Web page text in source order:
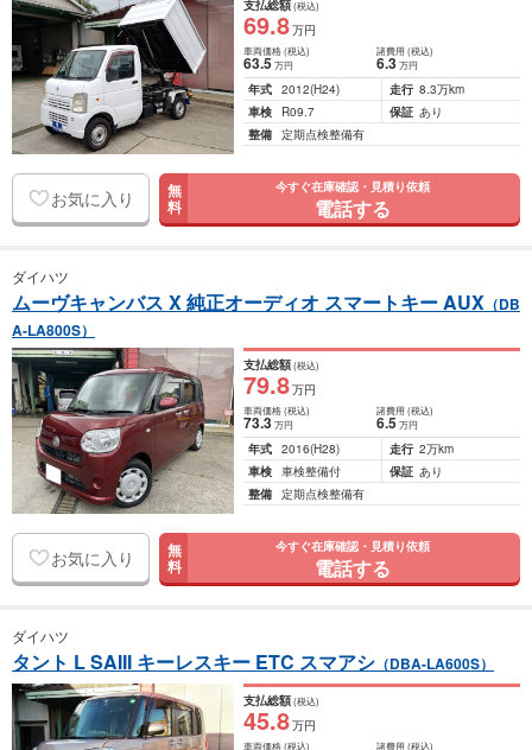
支払総額(税込)
69.8万円
車両価格(税込)
63.5万円
諸費用 (税込)
6.3 万円
年式 2012(H24) 走行 8.3万km
車検
R09.7 保証 あり
整備 定期点検整備有
お気に入り 無
料
今すぐ在庫確認・見積り依頼
電話する
ダイハツ
ムーヴキャンバス X 純正オーディオ スマートキー AUX （DB
A-LA800S）
支払総額(税込)
79.8万円
車両価格(税込)
73.3万円
諸費用 (税込)
6.5 万円
年式 2016(H28) 走行 2万km
車検 車検整備付 保証 あり
整備 定期点検整備有
お気に入り 無
料
今すぐ在庫確認・見積り依頼
電話する
ダイハツ
タント L SAIII キーレスキー ETC スマアシ （DBA-LA600S）
支払総額(税込)
45.8万円
車両価格(税込) 諸費用 (税込)